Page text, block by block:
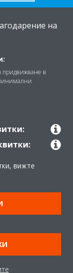
бисквитките
етика
на
придвижване в
вижте